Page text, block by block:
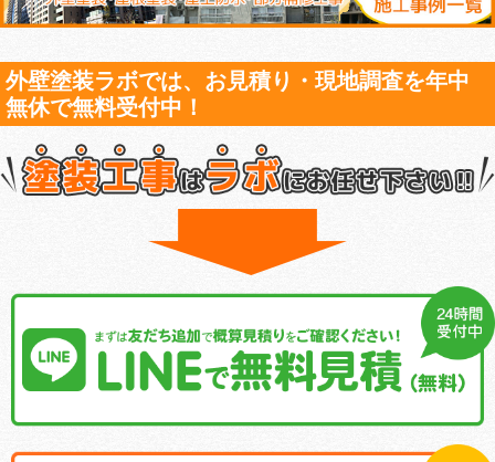
外壁塗装ラボでは、お見積り・現地調査を年中
無休で無料受付中！